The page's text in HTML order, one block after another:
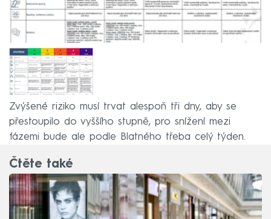
Zvýšené riziko musí trvat alespoň tři dny, aby se
přestoupilo do vyššího stupně, pro snížení mezi
fázemi bude ale podle Blatného třeba celý týden.
Čtěte také